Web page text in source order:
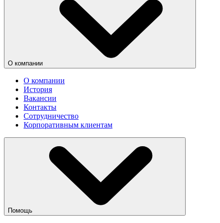
О компании
О компании
История
Вакансии
Контакты
Сотрудничество
Корпоративным клиентам
Помощь